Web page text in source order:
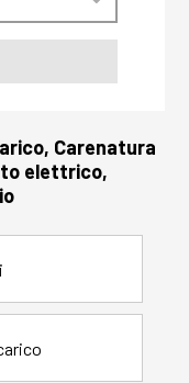
Carenatura
elettrico,